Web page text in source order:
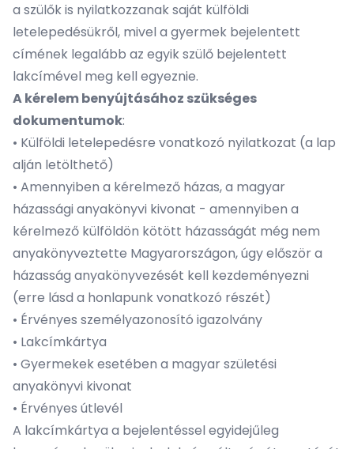
a szülők is nyilatkozzanak saját külföldi
letelepedésükről, mivel a gyermek bejelentett
címének legalább az egyik szülő bejelentett
lakcímével meg kell egyeznie.
A kérelem benyújtásához szükséges
dokumentumok:
• Külföldi letelepedésre vonatkozó nyilatkozat (a lap
alján letölthető)
• Amennyiben a kérelmező házas, a magyar
házassági anyakönyvi kivonat - amennyiben a
kérelmező külföldön kötött házasságát még nem
anyakönyveztette Magyarországon, úgy először a
házasság anyakönyvezését kell kezdeményezni
(erre lásd a honlapunk vonatkozó részét)
• Érvényes személyazonosító igazolvány
• Lakcímkártya
• Gyermekek esetében a magyar születési
anyakönyvi kivonat
• Érvényes útlevél
A lakcímkártya a bejelentéssel egyidejűleg